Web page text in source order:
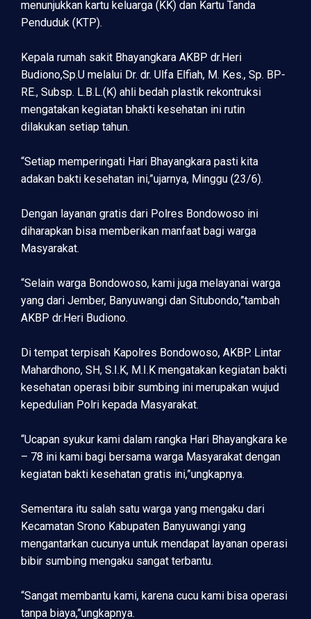
menunjukkan kartu keluarga (KK) dan Kartu Tanda
Penduduk (KTP).
Kepala rumah sakit Bhayangkara AKBP dr.Heri
Budiono,Sp.U melalui Dr. dr. Ulfa Elfiah, M. Kes., Sp. BP-
RE., Subsp. L.B.L.(K) ahli bedah plastik rekontruksi
mengatakan kegiatan bhakti kesehatan ini rutin
dilakukan setiap tahun.
“Setiap memperingati Hari Bhayangkara pasti kita
adakan bakti kesehatan ini,”ujarnya, Minggu (23/6).
Dengan layanan gratis dari Polres Bondowoso ini
diharapkan bisa memberikan manfaat bagi warga
Masyarakat.
“Selain warga Bondowoso, kami juga melayanai warga
yang dari Jember, Banyuwangi dan Situbondo,”tambah
AKBP dr.Heri Budiono.
Di tempat terpisah Kapolres Bondowoso, AKBP. Lintar
Mahardhono, SH, S.I.K, M.I.K mengatakan kegiatan bakti
kesehatan operasi bibir sumbing ini merupakan wujud
kepedulian Polri kepada Masyarakat.
“Ucapan syukur kami dalam rangka Hari Bhayangkara ke
– 78 ini kami bagi bersama warga Masyarakat dengan
kegiatan bakti kesehatan gratis ini,”ungkapnya.
Sementara itu salah satu warga yang mengaku dari
Kecamatan Srono Kabupaten Banyuwangi yang
mengantarkan cucunya untuk mendapat layanan operasi
bibir sumbing mengaku sangat terbantu.
“Sangat membantu kami, karena cucu kami bisa operasi
tanpa biaya,”ungkapnya.